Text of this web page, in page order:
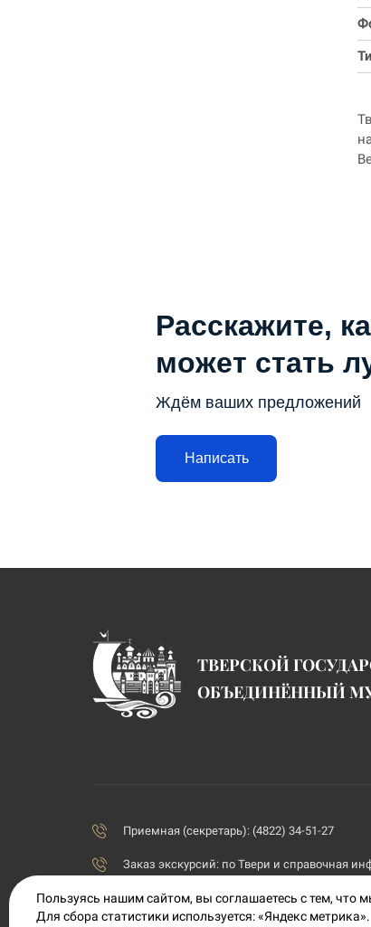
Расскажите,
может стать
Ждём ваших предложений
Написать
ТВЕРСКОЙ
ОБЪЕДИНЁННЫЙ
Приемная (секретарь): (4822) 34-51-27
Заказ экскурсий: по Твери и справочная
priemnaya@tvermuzeum.ru
Пользуясь нашим сайтом, вы соглашаетесь с тем, что
Для сбора статистики используется: «Яндекс метрика».